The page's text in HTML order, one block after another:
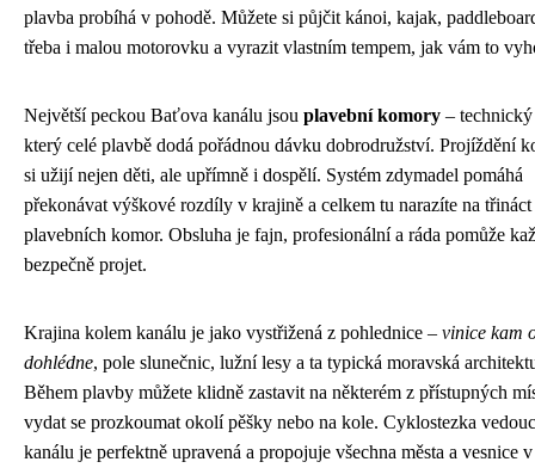
plavba probíhá v pohodě. Můžete si půjčit kánoi, kajak,
třeba i malou motorovku a vyrazit vlastním tempem, jak vám to
Největší peckou Baťova kanálu jsou plavební komory –
který celé plavbě dodá pořádnou dávku dobrodružství. Projíždění
si užijí nejen děti, ale upřímně i dospělí. Systém zdymadel pomáhá
překonávat výškové rozdíly v krajině a celkem tu narazíte na třináct
plavebních komor. Obsluha je fajn, profesionální a ráda pomůže
bezpečně projet.
Krajina kolem kanálu je jako vystřižená z pohlednice – vinice kam
dohlédne, pole slunečnic, lužní lesy a ta typická moravská
Během plavby můžete klidně zastavit na některém z přístupných
vydat se prozkoumat okolí pěšky nebo na kole. Cyklostezka
kanálu je perfektně upravená a propojuje všechna města a vesnice